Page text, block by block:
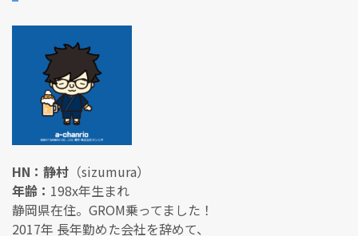
HN：静村 （sizumura）
年齢： 198x年生まれ
静岡県在住。GROM乗ってました！
2017年 長年勤めた会社を辞めて、